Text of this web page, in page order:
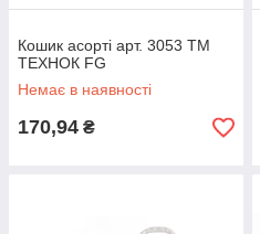
Кошик асорті арт. 3053 ТМ
ТЕХНОК FG
Немає в наявності
170,94 ₴